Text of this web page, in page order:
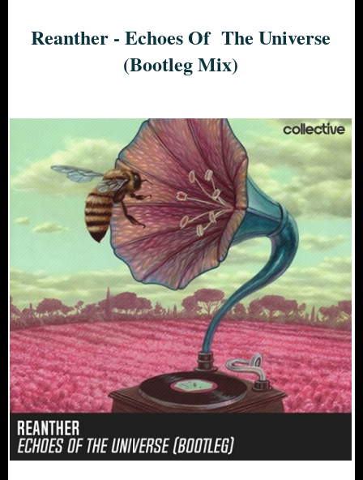
Reanther - Echoes Of The Universe
(Bootleg Mix)